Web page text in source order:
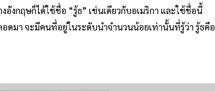
งกฤษก็ได้ใช้ชื่อ “รู้ธ” เช่นเดียวกับอเมริกา และใช้ชื่อนี้
ดมา จะมีคนที่อยู่ในระดับนำจำนวนน้อยเท่านั้นที่รู้ว่า รู้ธคือ